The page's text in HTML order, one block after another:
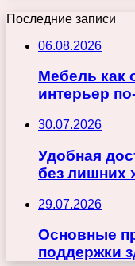
Последние записи
06.08.2026
Мебель как
интерьер
30.07.2026
Удобная
без лишних
29.07.2026
Основные
поддержки